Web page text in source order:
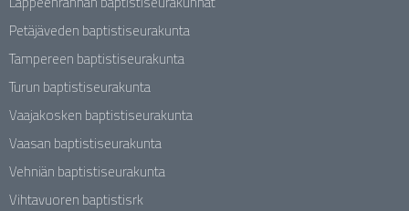
Petäjäveden baptistiseurakunta
Tampereen baptistiseurakunta
Turun baptistiseurakunta
Vaajakosken baptistiseurakunta
Vaasan baptistiseurakunta
Vehniän baptistiseurakunta
Vihtavuoren baptistisrk